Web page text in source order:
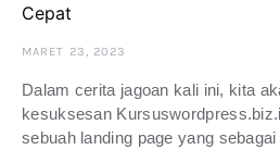
Cepat
MARET 23, 2023
Dalam cerita jagoan kali ini, kita
kesuksesan
sebuah landing page yang